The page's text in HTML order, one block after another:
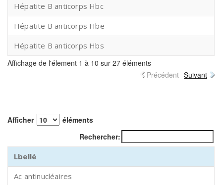
Hépatite B anticorps Hbc
Hépatite B anticorps Hbe
Hépatite B anticorps Hbs
Affichage de l'élement 1 à 10 sur 27 éléments
Précédent Suivant
Afficher
éléments
Rechercher:
Lbellé
Ac antinucléaires